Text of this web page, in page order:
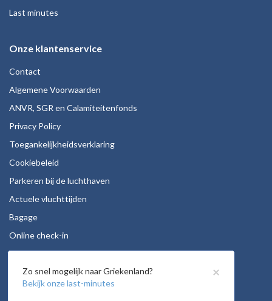
Last minutes
Onze klantenservice
Contact
Algemene Voorwaarden
ANVR, SGR en Calamiteitenfonds
Privacy Policy
Toegankelijkheidsverklaring
Cookiebeleid
Parkeren bij de luchthaven
Actuele vluchttijden
Bagage
Online check-in
Stoelreservering
Autohuur
Vacatures
×
Zo snel mogelijk naar Griekenland?
Bekijk onze last-minutes